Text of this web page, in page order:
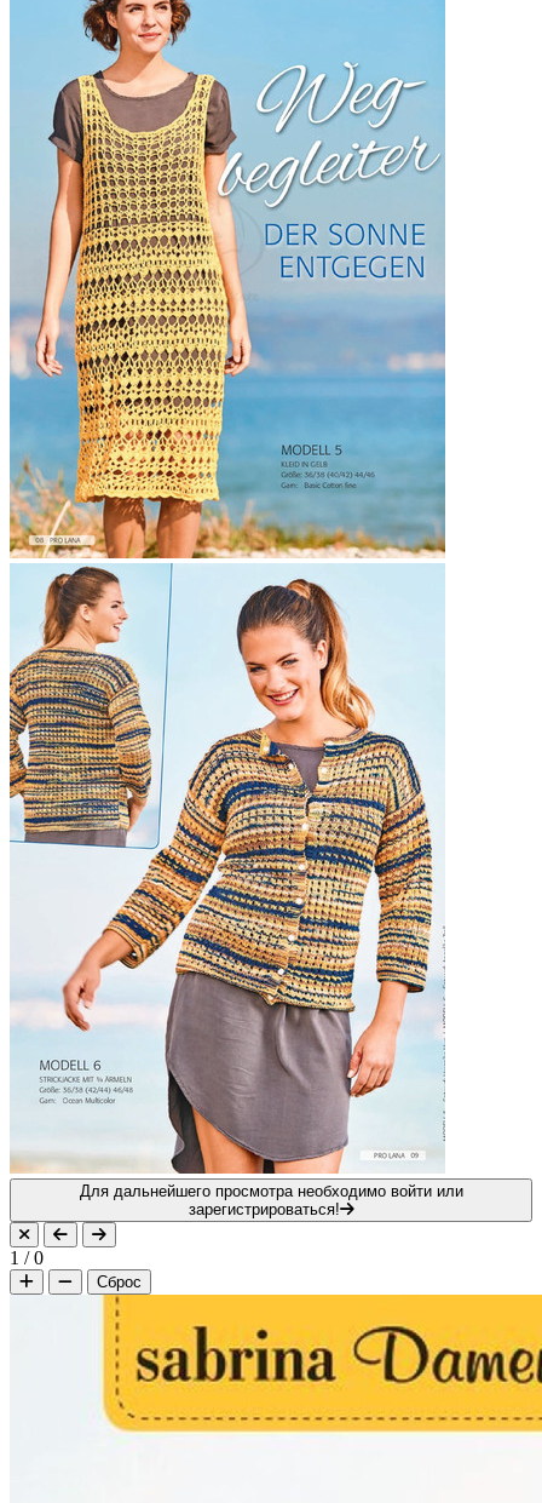
Для дальнейшего просмотра необходимо войти или
зарегистрироваться!
1 /0
Сброс